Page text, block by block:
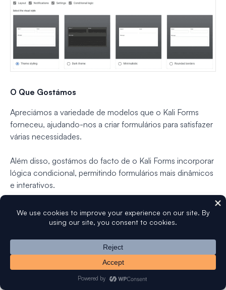
O Que Gostámos
Apreciámos a variedade de modelos que o Kali Forms
forneceu, ajudando-nos a criar formulários para satisfazer
várias necessidades.
Além disso, gostámos do facto de o Kali Forms incorporar
lógica condicional, permitindo formulários mais dinâmicos
e interativos.
A disponibilidade de formulários de várias páginas e
campos de upload de ficheiros também acrescentou
Preços e Planos
O Kali Forms oferece uma versão gratuita que, embora